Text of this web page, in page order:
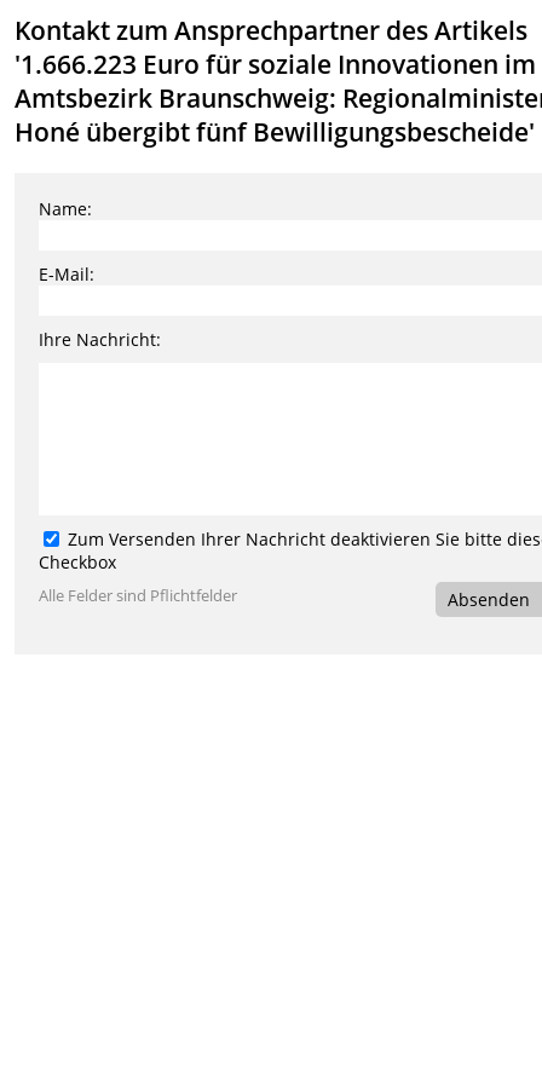
Kontakt zum Ansprechpartner des Artikels
'1.666.223 Euro für soziale Innovationen im
Amtsbezirk Braunschweig:
Honé übergibt fünf Bewilligungsbescheide'
Name:
E-Mail:
Ihre Nachricht:
Zum Versenden Ihrer Nachricht deaktivieren Sie bitte
Checkbox
Alle Felder sind Pflichtfelder Absenden